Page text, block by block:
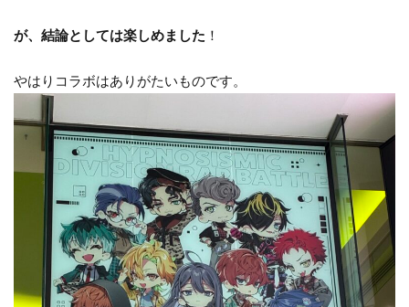
が、結論としては楽しめました ！
やはりコラボはありがたいものです。